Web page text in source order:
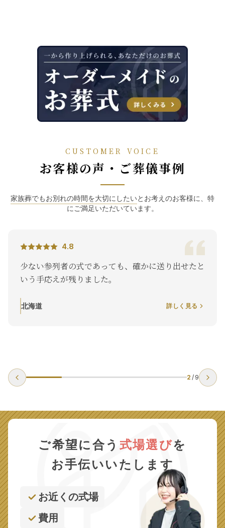
CUSTOMER VOICE
お客様の声・ご葬儀事例
家族葬でもお別れの時間を大切にしたいとお考えのお客様に、特
にご満足いただいています。
4.8
少ない参列者の式であっても、確かに送り出せたと
いう手応えが残りました。
北海道 詳しく見る
2 / 9
ご希望に合う 式場選びを
お手伝いいたします
お近くの式場
費用